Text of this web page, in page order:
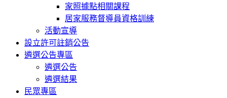
家照據點相關課程
居家服務督導員資格訓練
活動宣導
設立許可註銷公告
遴選公告專區
遴選公告
遴選結果
民眾專區